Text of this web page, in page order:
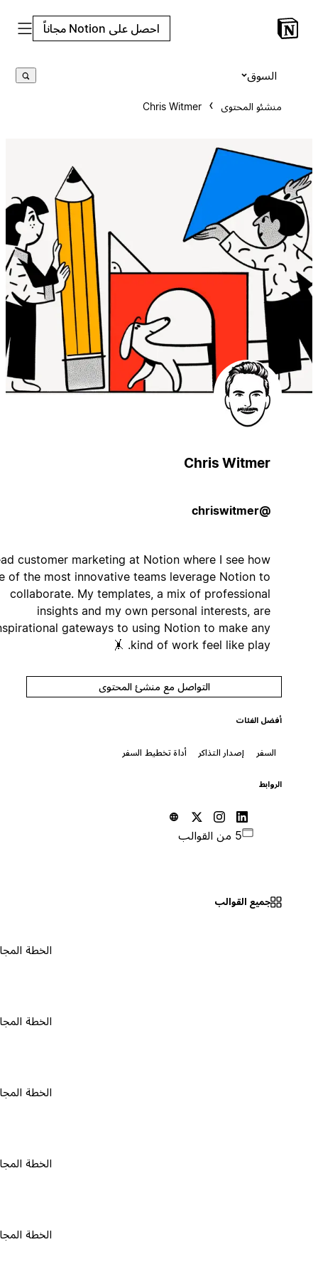
احصل على Notion مجاناً
منشئو المحتوى Chris Witmer
Chris Witmer
I lead customer marketing at Notion where I see how
some of the most innovative teams leverage Notion to
collaborate. My templates, a mix of professional
insights and my own personal interests, are
inspirational gateways to using Notion to make any
kind of work feel like play. 🤸
التواصل مع منشئ المحتوى
أفضل الفئات
إصدار التذاكر أداة تخطيط السفر
جميع القوالب
الخطة المجانية ٠
الخطة المجانية ٠
الخطة المجانية ٠
الخطة المجانية ٠
الخطة المجانية ٠